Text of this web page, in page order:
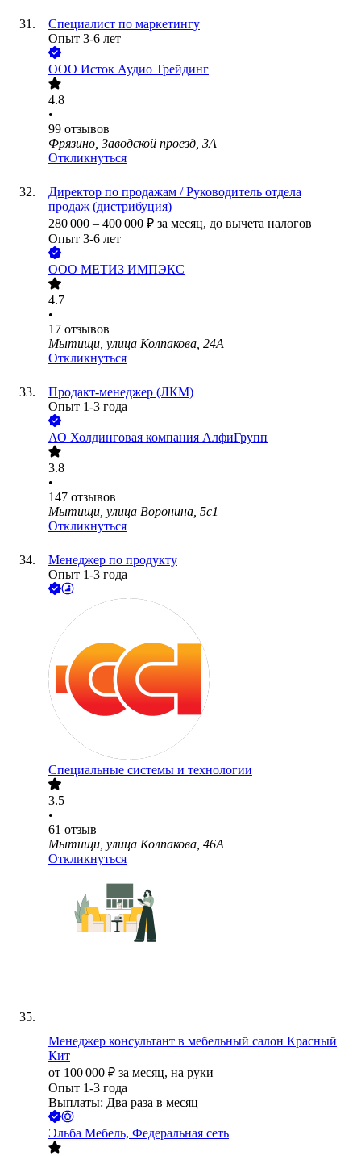
Специалист по маркетингу
Опыт 3-6 лет
ООО Исток Аудио Трейдинг
4.8
•
99 отзывов
Фрязино, Заводской проезд, 3А
Откликнуться
Директор по продажам / Руководитель отдела
продаж (дистрибуция)
280 000 – 400 000 ₽ за месяц, до вычета налогов
Опыт 3-6 лет
ООО МЕТИЗ ИМПЭКС
4.7
•
17 отзывов
Мытищи, улица Колпакова, 24А
Откликнуться
Продакт-менеджер (ЛКМ)
Опыт 1-3 года
АО Холдинговая компания АлфиГрупп
3.8
•
147 отзывов
Мытищи, улица Воронина, 5с1
Откликнуться
Менеджер по продукту
Опыт 1-3 года
Специальные системы и технологии
3.5
•
61 отзыв
Мытищи, улица Колпакова, 46А
Откликнуться
Менеджер консультант в мебельный салон Красный
Кит
от 100 000 ₽ за месяц, на руки
Опыт 1-3 года
Выплаты: Два раза в месяц
Эльба Мебель, Федеральная сеть